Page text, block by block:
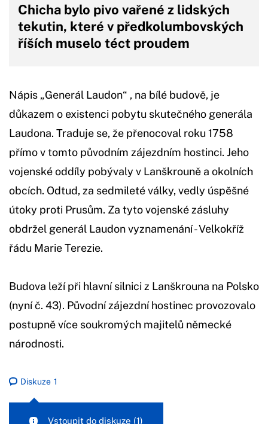
Chicha bylo pivo vařené z lidských
tekutin, které v předkolumbovských
říších muselo téct proudem
Nápis „Generál Laudon“ , na bílé budově, je
důkazem o existenci pobytu skutečného generála
Laudona. Traduje se, že přenocoval roku 1758
přímo v tomto původním zájezdním hostinci. Jeho
vojenské oddíly pobývaly v Lanškrouně a okolních
obcích. Odtud, za sedmileté války, vedly úspěšné
útoky proti Prusům. Za tyto vojenské zásluhy
obdržel generál Laudon vyznamenání - Velkokříž
řádu Marie Terezie.
Budova leží při hlavní silnici z Lanškrouna na Polsko
(nyní č. 43). Původní zájezdní hostinec provozovalo
postupně více soukromých majitelů německé
národnosti.
Diskuze 1
Vstoupit do diskuze (1)